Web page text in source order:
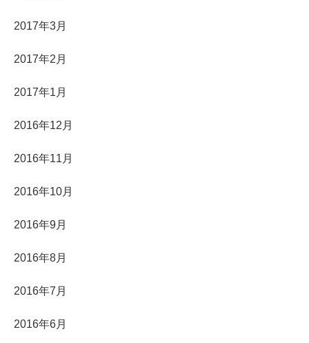
2017年3月
2017年2月
2017年1月
2016年12月
2016年11月
2016年10月
2016年9月
2016年8月
2016年7月
2016年6月